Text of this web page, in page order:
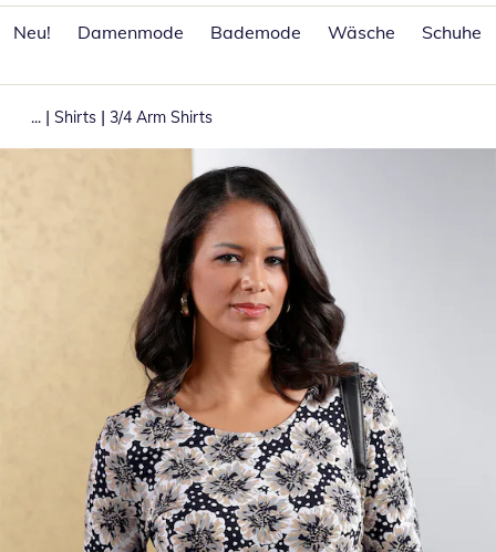
Neu!
Damenmode Bademode Wäsche Schuhe
... | Shirts | 3/4 Arm Shirts